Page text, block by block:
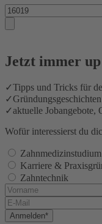
Jetzt immer
✓Tipps und Tricks für
✓
✓aktuelle Jobangebote,
Wofür interessierst du
Zahnmedizinstudium
Karriere &
Zahntechnik
Anmelden*